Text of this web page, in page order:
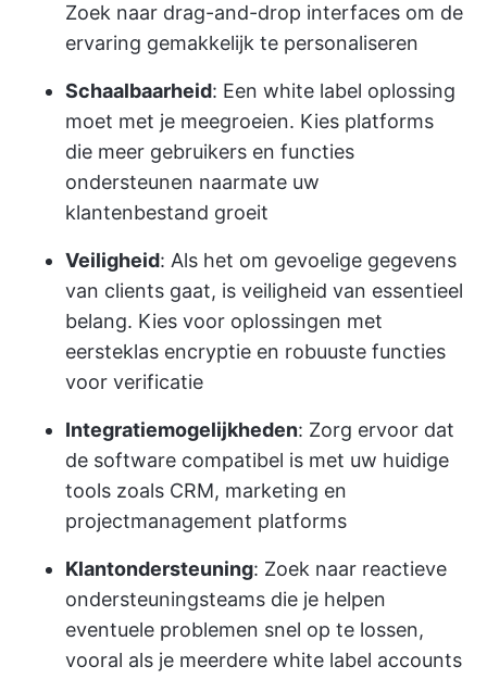
Zoek naar drag-and-drop interfaces om de
ervaring gemakkelijk te personaliseren
Schaalbaarheid: Een white label oplossing
moet met je meegroeien. Kies platforms
die meer gebruikers en functies
ondersteunen naarmate uw
klantenbestand groeit
Veiligheid: Als het om gevoelige gegevens
van clients gaat, is veiligheid van essentieel
belang. Kies voor oplossingen met
eersteklas encryptie en robuuste functies
voor verificatie
Integratiemogelijkheden: Zorg ervoor dat
de software compatibel is met uw huidige
tools zoals CRM, marketing en
projectmanagement platforms
Klantondersteuning: Zoek naar reactieve
ondersteuningsteams die je helpen
eventuele problemen snel op te lossen,
vooral als je meerdere white label accounts